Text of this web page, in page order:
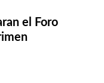
el Foro